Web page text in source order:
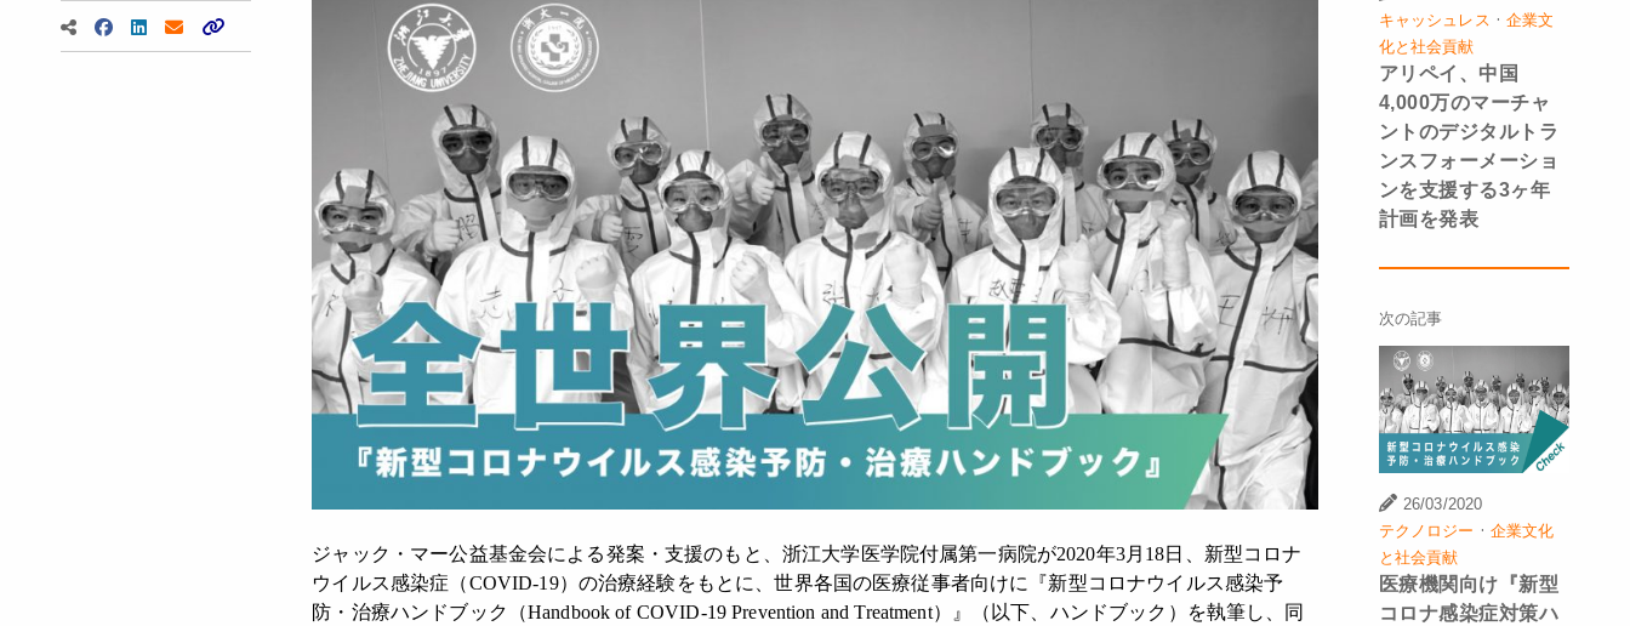
ジャック・マー公益基金会による発案・支援のもと、浙江大学医学院付属第一病院が2020年3月18日、新型コロナ
ウイルス感染症（COVID-19）の治療経験をもとに、世界各国の医療従事者向けに『新型コロナウイルス感染予
防・治療ハンドブック（Handbook of COVID-19 Prevention and Treatment）』（以下、ハンドブック）を執筆し、同
キャッシュレス ·企業文
化と社会貢献
アリペイ、中国
4,000万のマーチャ
ントのデジタルトラ
ンスフォーメーショ
ンを支援する3ヶ年
計画を発表
次の記事
26/03/2020
テクノロジー ·企業文化
と社会貢献
医療機関向け『新型
コロナ感染症対策ハ